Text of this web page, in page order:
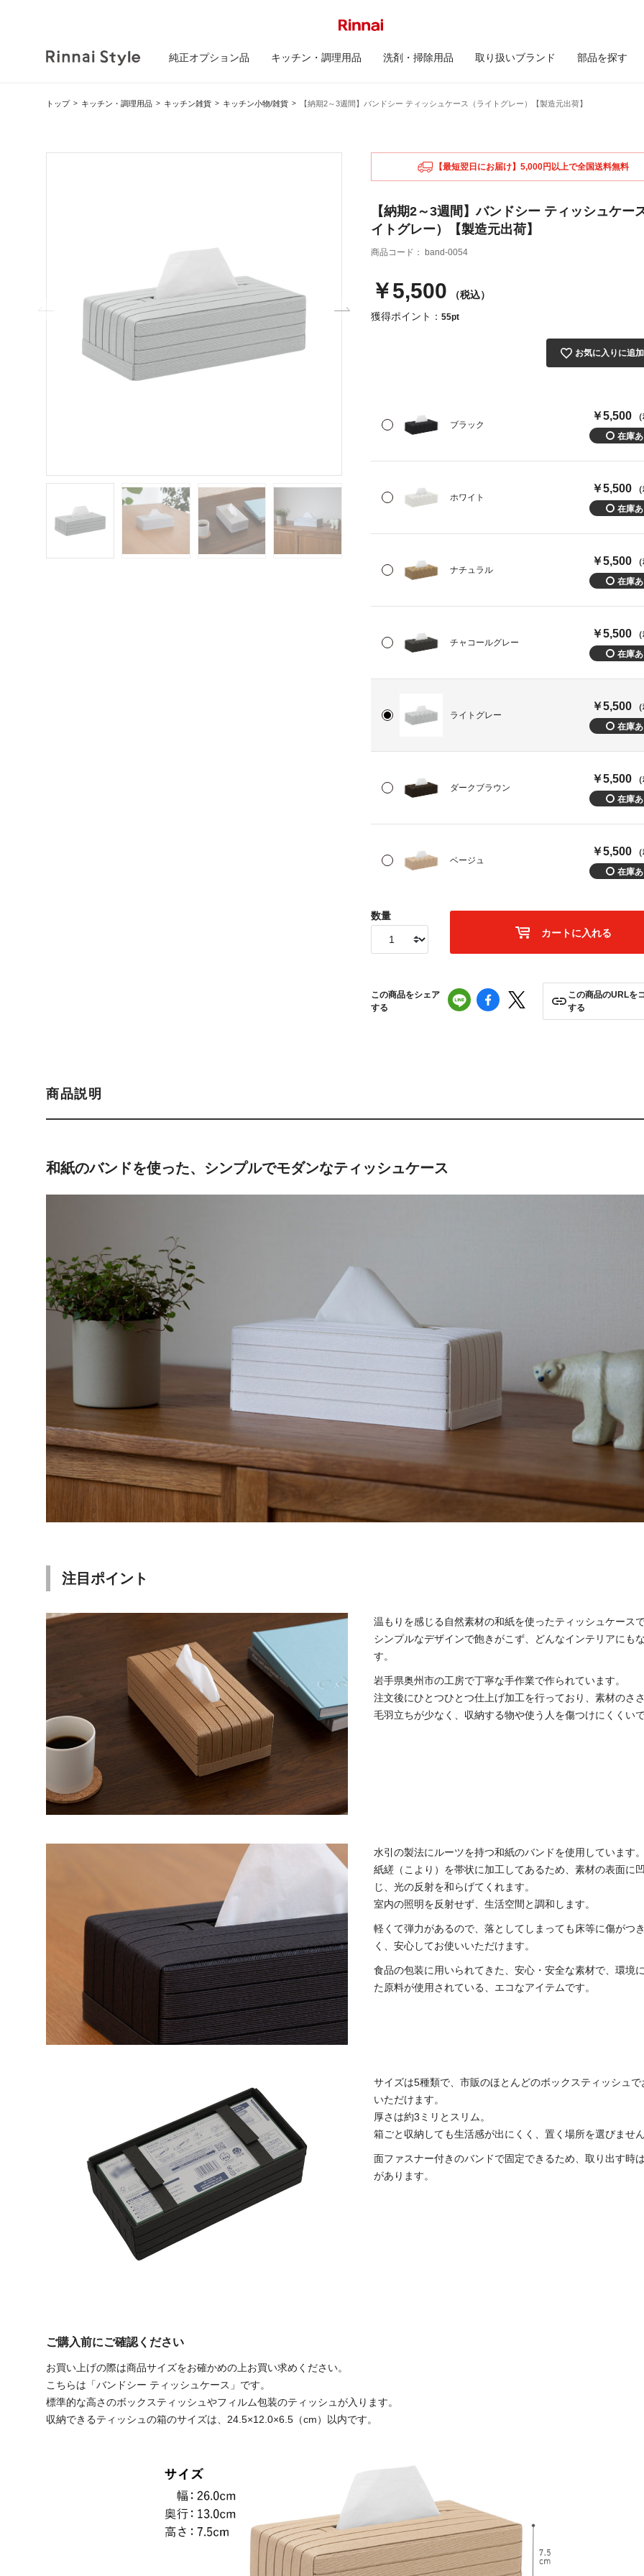
純正オプション品 キッチン・調理用品 洗剤・掃除用品 取り扱いブランド 部品を探す
トップ キッチン・調理用品 キッチン雑貨 キッチン小物/雑貨 【納期2～3週間】バンドシー ティッシュケース（ライトグレー）【製造元出荷】
【最短翌日にお届け】5,000円以上で全国送料無料
【納期2～3週間】バンドシー ティッシュケー
イトグレー）【製造元出荷】
商品コード： band-0054
￥5,500 （税込）
獲得ポイント： 55pt
お気に入りに追
ブラック
￥5,500
ホワイト
￥5,500
ナチュラル
￥5,500
チャコールグレー
￥5,500
ライトグレー
￥5,500
ダークブラウン
￥5,500
ベージュ
￥5,500
数量
カートに入れる
この商品をシェア
する
この商品のURLを
する
商品説明
和紙のバンドを使った、 シンプルでモダンなティッシュケース
注目ポイント
温もりを感じる自然素材の和紙を使ったティッシュケース
シンプルなデザインで飽きがこず、どんなインテリアにも
す。
岩手県奥州市の工房で丁寧な手作業で作られています。
注文後にひとつひとつ仕上げ加工を行っており、素材のさ
毛羽立ちが少なく、収納する物や使う人を傷つけにくくい
水引の製法にルーツを持つ和紙のバンドを使用しています
紙縒（こより）を帯状に加工してあるため、素材の表面に
じ、光の反射を和らげてくれます。
室内の照明を反射せず、生活空間と調和します。
軽くて弾力があるので、落としてしまっても床等に傷がつ
く、安心してお使いいただけます。
食品の包装に用いられてきた、安心・安全な素材で、環境
た原料が使用されている、エコなアイテムです。
サイズは5種類で、市販のほとんどのボックスティッシュで
いただけます。
厚さは約3ミリとスリム。
箱ごと収納しても生活感が出にくく、置く場所を選びませ
面ファスナー付きのバンドで固定できるため、取り出す時
があります。
ご購入前にご確認ください
お買い上げの際は商品サイズをお確かめの上お買い求めください。
こちらは「バンドシー ティッシュケース」です。
標準的な高さのボックスティッシュやフィルム包装のティッシュが入ります。
収納できるティッシュの箱のサイズは、24.5×12.0×6.5（cm）以内です。